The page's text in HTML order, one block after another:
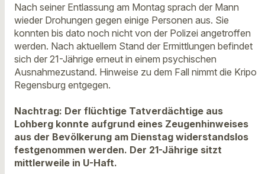
Nach seiner Entlassung am Montag sprach der Mann
wieder Drohungen gegen einige Personen aus. Sie
konnten bis dato noch nicht von der Polizei angetroffen
werden. Nach aktuellem Stand der Ermittlungen befindet
sich der 21-Jährige erneut in einem psychischen
Ausnahmezustand. Hinweise zu dem Fall nimmt die Kripo
Regensburg entgegen.
Nachtrag: Der flüchtige Tatverdächtige aus
Lohberg konnte aufgrund eines Zeugenhinweises
aus der Bevölkerung am Dienstag widerstandslos
festgenommen werden. Der 21-Jährige sitzt
mittlerweile in U-Haft.